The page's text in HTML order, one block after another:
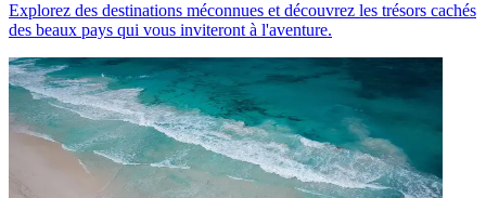
Explorez des destinations méconnues et découvrez les trésors cachés
des beaux pays qui vous inviteront à l'aventure.